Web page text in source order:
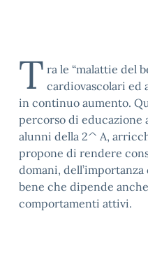
T ra le “malattie del
cardiovascolari ed
in continuo aumento.
percorso di educazione
alunni della 2^ A,
propone di rendere
domani,
bene che dipende
comportamenti attivi.